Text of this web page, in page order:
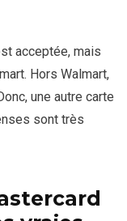
acceptée, mais
Hors Walmart,
une autre carte
sont très